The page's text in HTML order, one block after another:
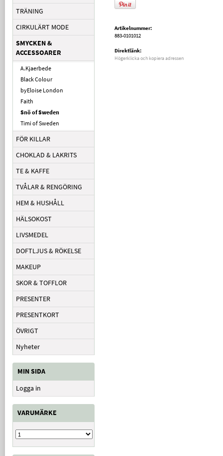
TRÄNING
CIRKULÄRT MODE
SMYCKEN &
ACCESSOARER
A.Kjaerbede
Black Colour
byEloise London
Faith
Snö of Sweden
Timi of Sweden
FÖR KILLAR
CHOKLAD & LAKRITS
TE & KAFFE
TVÅLAR & RENGÖRING
HEM & HUSHÅLL
HÄLSOKOST
LIVSMEDEL
DOFTLJUS & RÖKELSE
MAKEUP
SKOR & TOFFLOR
PRESENTER
PRESENTKORT
ÖVRIGT
Nyheter
MIN SIDA
Logga in
VARUMÄRKE
Artikelnummer:
883-0101012
Direktlänk:
Högerklicka och kopiera adressen